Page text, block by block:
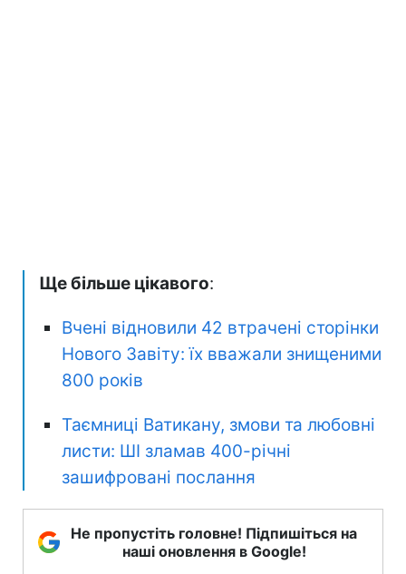
Ще більше цікавого:
Вчені відновили 42 втрачені сторінки
Нового Завіту: їх вважали знищеними
800 років
Таємниці Ватикану, змови та любовні
листи: ШІ зламав 400-річні
зашифровані послання
Не пропустіть головне! Підпишіться на
наші оновлення в Google!